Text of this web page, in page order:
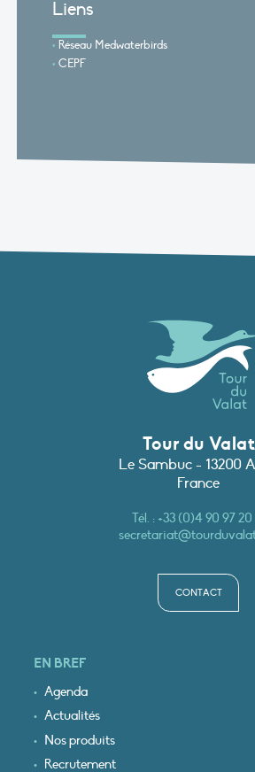
Liens
Réseau Medwaterbirds
CEPF
Tour du Valat
Le Sambuc - 13200
France
Tél. :+33 (0)4 90 97 20
CONTACT
EN BREF
Agenda
Actualités
Nos produits
Recrutement